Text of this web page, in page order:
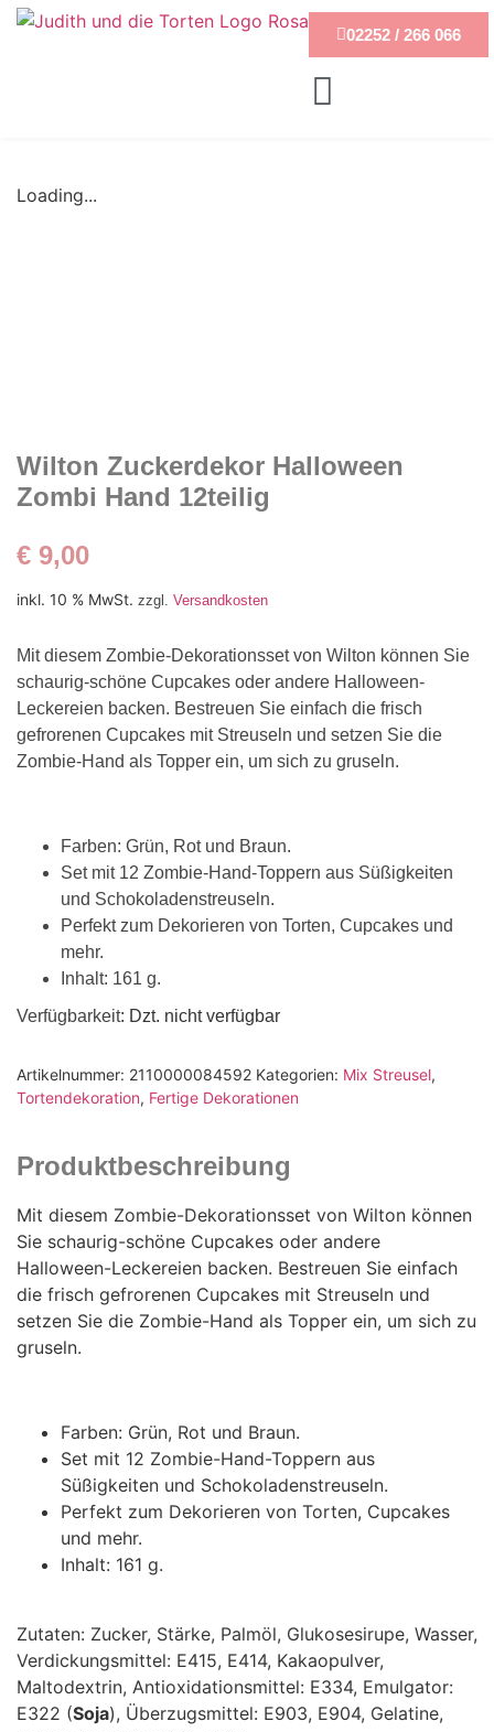
02252 / 266 066
Loading...
Wilton Zuckerdekor Halloween
Zombi Hand 12teilig
€ 9,00
inkl. 10 % MwSt. zzgl. Versandkosten
Mit diesem Zombie-Dekorationsset von Wilton können Sie
schaurig-schöne Cupcakes oder andere Halloween-
Leckereien backen. Bestreuen Sie einfach die frisch
gefrorenen Cupcakes mit Streuseln und setzen Sie die
Zombie-Hand als Topper ein, um sich zu gruseln.
Farben: Grün, Rot und Braun.
Set mit 12 Zombie-Hand-Toppern aus Süßigkeiten
und Schokoladenstreuseln.
Perfekt zum Dekorieren von Torten, Cupcakes und
mehr.
Inhalt: 161 g.
Verfügbarkeit: Dzt. nicht verfügbar
Artikelnummer: 2110000084592 Kategorien: Mix Streusel,
Tortendekoration, Fertige Dekorationen
Produktbeschreibung
Mit diesem Zombie-Dekorationsset von Wilton können
Sie schaurig-schöne Cupcakes oder andere
Halloween-Leckereien backen. Bestreuen Sie einfach
die frisch gefrorenen Cupcakes mit Streuseln und
setzen Sie die Zombie-Hand als Topper ein, um sich zu
gruseln.
Farben: Grün, Rot und Braun.
Set mit 12 Zombie-Hand-Toppern aus
Süßigkeiten und Schokoladenstreuseln.
Perfekt zum Dekorieren von Torten, Cupcakes
und mehr.
Inhalt: 161 g.
Zutaten: Zucker, Stärke, Palmöl, Glukosesirupe, Wasser,
Verdickungsmittel: E415, E414, Kakaopulver,
Maltodextrin, Antioxidationsmittel: E334, Emulgator:
E322 (Soja), Überzugsmittel: E903, E904, Gelatine,